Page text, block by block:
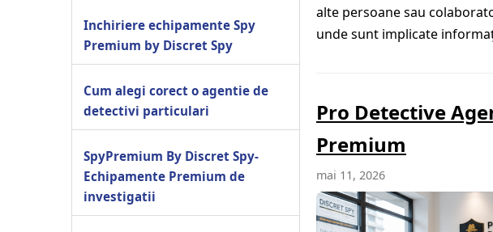
Inchiriere echipamente Spy
Premium by Discret Spy
Cum alegi corect o agentie de
detectivi particulari
SpyPremium By Discret Spy-
Echipamente Premium de
investigatii
alte persoane sau
unde sunt implicate
Pro Detective
Premium
mai 11, 2026